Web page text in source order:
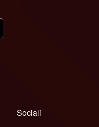
Sociali